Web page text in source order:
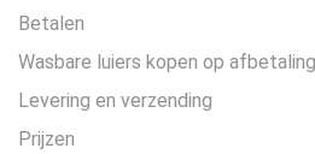
Betalen
Wasbare luiers kopen op afbetaling
Levering en verzending
Prijzen